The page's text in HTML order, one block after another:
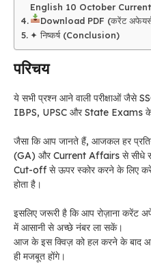
English 10 October
Download PDF (करेंट
✦ निष्कर्ष (Conclusion)
परिचय
ये सभी प्रश्न आने वाली परीक्षाओं
IBPS, UPSC और State Exams के
जैसा कि आप जानते हैं, आजकल हर
(GA) और Current Affairs से सीधे
Cut-off से ऊपर स्कोर करने के लिए
होता है।
इसलिए जरूरी है कि आप रोज़ाना करेंट
में आसानी से अच्छे नंबर ला सकें।
आज के इस क्विज़ को हल करने के बाद
ही मजबूत होंगे।